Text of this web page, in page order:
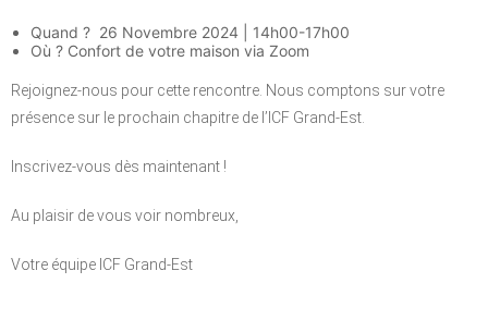
Quand ? 26 Novembre 2024 | 14h00-17h00
Où ? Confort de votre maison via Zoom
Rejoignez-nous pour cette rencontre. Nous comptons sur votre
présence sur le prochain chapitre de l’ICF Grand-Est.
Inscrivez-vous dès maintenant !
Au plaisir de vous voir nombreux,
Votre équipe ICF Grand-Est